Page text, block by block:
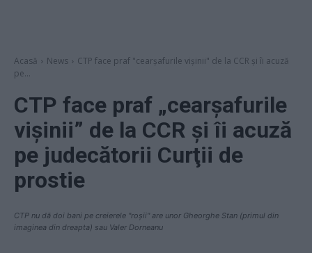
Acasă News
CTP face praf "cearşafurile vişinii" de la CCR şi îi acuză
pe...
CTP face praf „cearşafurile
vişinii” de la CCR şi îi acuză
pe judecătorii Curţii de
prostie
CTP nu dă doi bani pe creierele "roşii" are unor Gheorghe Stan (primul din
imaginea din dreapta) sau Valer Dorneanu